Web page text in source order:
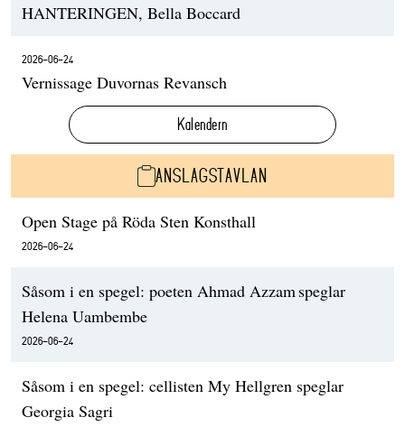
HANTERINGEN, Bella Boccard
2026-06-24
Vernissage Duvornas Revansch
Kalendern
ANSLAGSTAVLAN
Open Stage på Röda Sten Konsthall
2026-06-24
Såsom i en spegel: poeten Ahmad Azzam speglar
Helena Uambembe
2026-06-24
Såsom i en spegel: cellisten My Hellgren speglar
Georgia Sagri